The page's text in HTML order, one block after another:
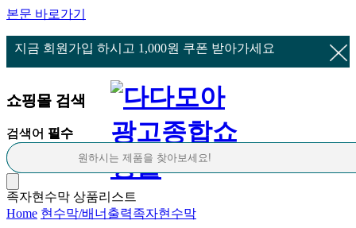
본문 바로가기
지금 회원가입 하시고 1,000원 쿠폰 받아가세요
쇼핑몰 검색
검색어 필수
쇼핑몰 검색
검색어 필수
족자현수막 상품리스트
Home 현수막/배너출력족자현수막